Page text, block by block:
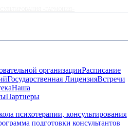
организацииРасписание
Государственная ЛицензияВстречи
Наша
Партнеры
психотерапии, консультирования
подготовки консультантов